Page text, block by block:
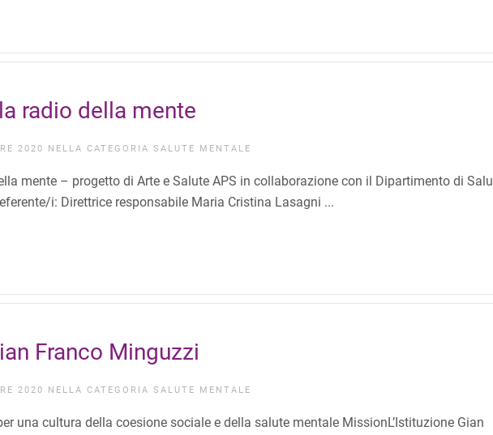
radio della mente
2020 NELLA CATEGORIA SALUTE MENTALE
mente – progetto di Arte e Salute APS in collaborazione con il Dipartimento di
i: Direttrice responsabile Maria Cristina Lasagni ...
Franco Minguzzi
2020 NELLA CATEGORIA SALUTE MENTALE
una cultura della coesione sociale e della salute mentale MissionL’Istituzione Gian